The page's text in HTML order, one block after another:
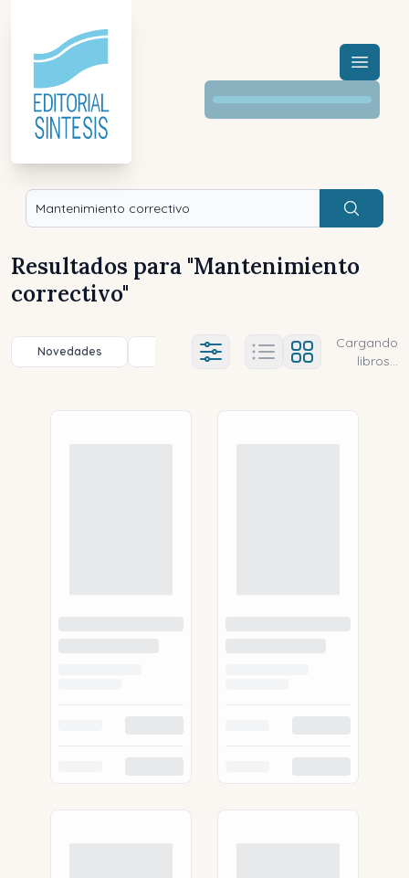
Menú
Buscar
Resultados para "Mantenimiento
correctivo"
Novedades Título (a-z) Título (z-a)
Ajustes abierto
Cargando
libros...